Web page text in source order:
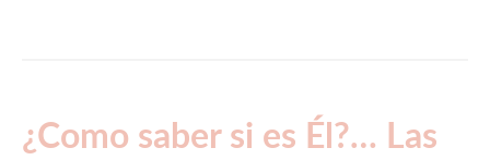
¿Como saber si es Él?… Las